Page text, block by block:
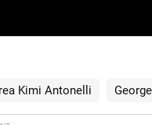
Kimi Antonelli